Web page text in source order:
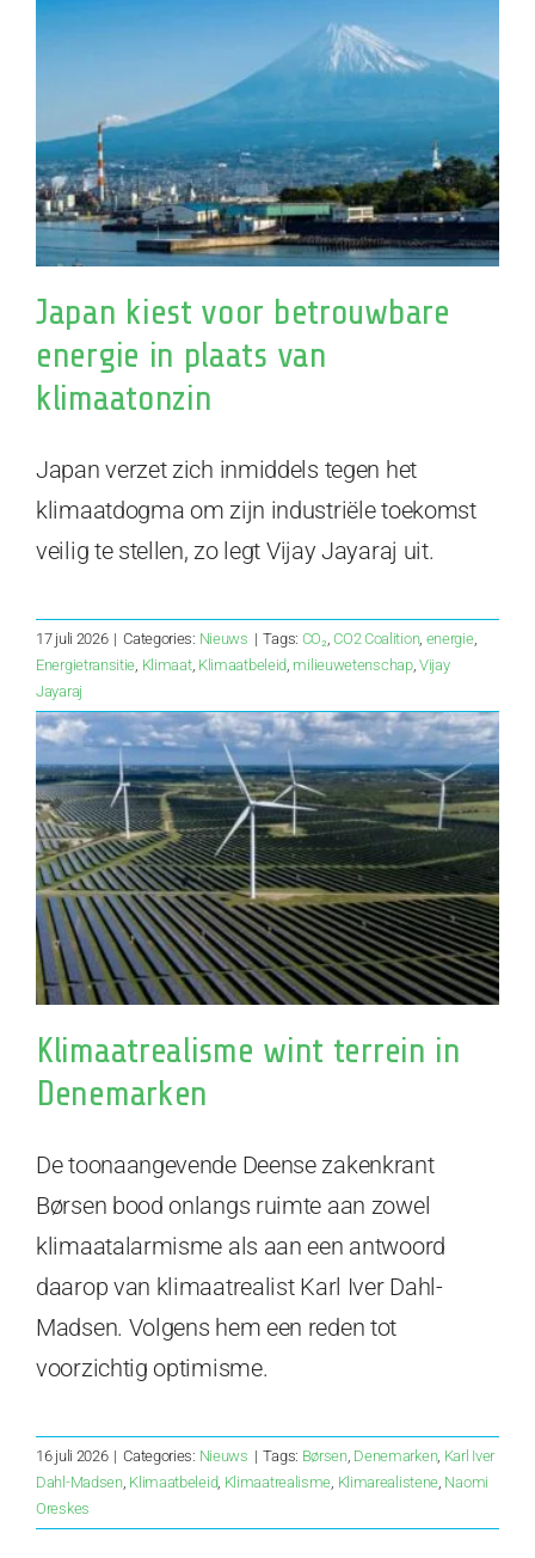
Japan kiest voor betrouwbare
energie in plaats van
klimaatonzin
Japan verzet zich inmiddels tegen het
klimaatdogma om zijn industriële toekomst
veilig te stellen, zo legt Vijay Jayaraj uit.
17 juli 2026 | Categories: Nieuws | Tags: CO₂,CO2 Coalition, energie,
Energietransitie, Klimaat, Klimaatbeleid, milieuwetenschap,Vijay
Jayaraj
Klimaatrealisme wint terrein in
Denemarken
De toonaangevende Deense zakenkrant
Børsen bood onlangs ruimte aan zowel
klimaatalarmisme als aan een antwoord
daarop van klimaatrealist Karl Iver Dahl-
Madsen. Volgens hem een reden tot
voorzichtig optimisme.
16 juli 2026 | Categories: Nieuws | Tags: Børsen, Denemarken, Karl Iver
Dahl-Madsen, Klimaatbeleid, Klimaatrealisme, Klimarealistene, Naomi
Oreskes